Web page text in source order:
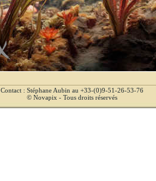
Contact : Stéphane Aubin au +33-(0)9-51-26-53-76
© Novapix - Tous droits réservés